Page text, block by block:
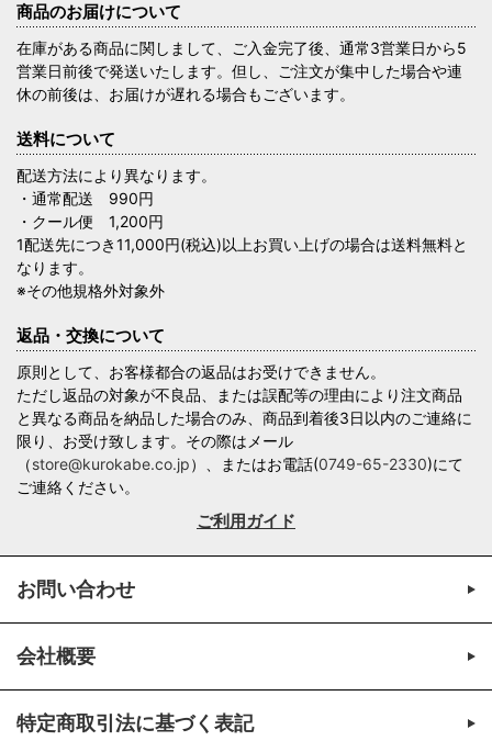
商品のお届けについて
在庫がある商品に関しまして、ご入金完了後、通常3営業日から5
営業日前後で発送いたします。但し、ご注文が集中した場合や連
休の前後は、お届けが遅れる場合もございます。
送料について
配送方法により異なります。
・通常配送 990円
・クール便 1,200円
1配送先につき11,000円(税込)以上お買い上げの場合は送料無料と
なります。
※その他規格外対象外
返品・交換について
原則として、お客様都合の返品はお受けできません。
ただし返品の対象が不良品、または誤配等の理由により注文商品
と異なる商品を納品した場合のみ、商品到着後3日以内のご連絡に
限り、お受け致します。その際はメール
（store@kurokabe.co.jp）、またはお電話(0749-65-2330)にて
ご連絡ください。
ご利用ガイド
お問い合わせ
会社概要
特定商取引法に基づく表記